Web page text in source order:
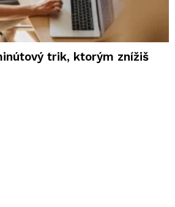
trik, ktorým znížiš